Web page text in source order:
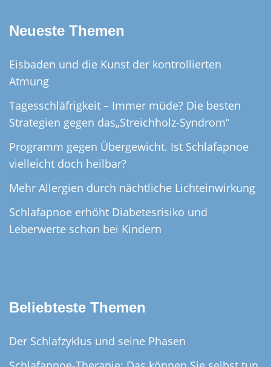
Neueste Themen
Eisbaden und die Kunst der kontrollierten
Atmung
Tagesschläfrigkeit – Immer müde? Die besten
Strategien gegen das„Streichholz-Syndrom“
Programm gegen Übergewicht. Ist Schlafapnoe
vielleicht doch heilbar?
Mehr Allergien durch nächtliche Lichteinwirkung
Schlafapnoe erhöht Diabetesrisiko und
Leberwerte schon bei Kindern
Beliebteste Themen
Der Schlafzyklus und seine Phasen